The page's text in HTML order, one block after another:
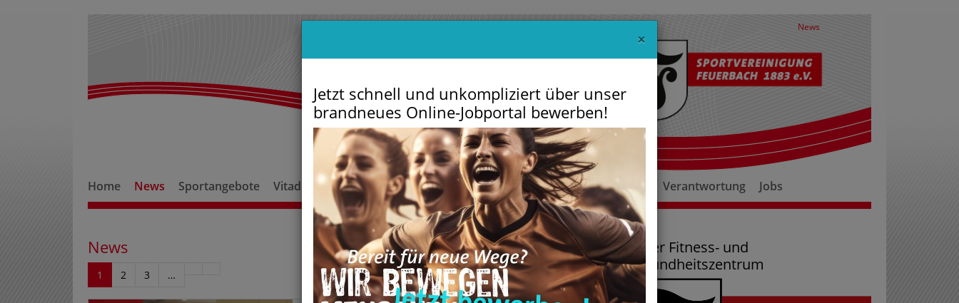
News
Home News Sportangebote Vitadrom VitArena Sportschulen Der Verein Service Partner Verantwortung Jobs
News
1 2 3 …
Unser Fitness- und
Gesundheitszentrum
×
Jetzt schnell und unkompliziert über unser
brandneues Online-Jobportal bewerben!